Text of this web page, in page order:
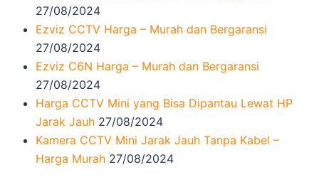
27/08/2024
Ezviz CCTV Harga – Murah dan Bergaransi
27/08/2024
Ezviz C6N Harga – Murah dan Bergaransi
27/08/2024
Harga CCTV Mini yang Bisa Dipantau Lewat HP
Jarak Jauh 27/08/2024
Kamera CCTV Mini Jarak Jauh Tanpa Kabel –
Harga Murah 27/08/2024